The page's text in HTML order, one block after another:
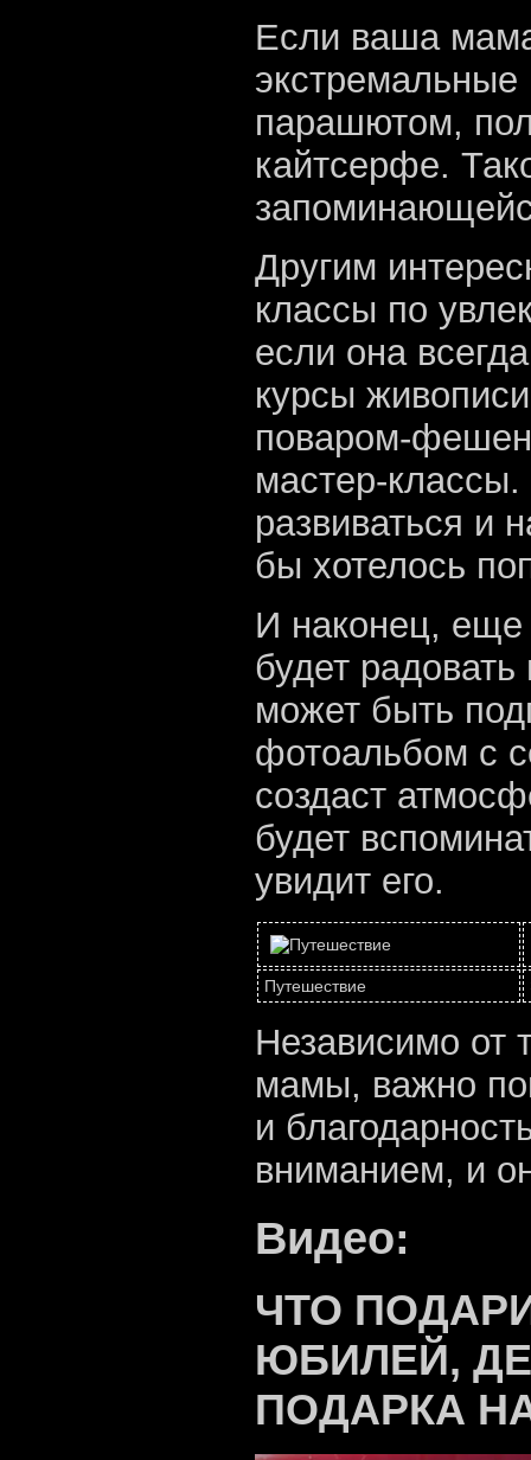
Если ваша
парашютом,
кайтсерфе.
Другим
классы по
если она
курсы
поваром-
мастер-
развиваться и
бы хотелось
И наконец, еще
будет
может быть
фотоальбом с
создаст
будет
увидит его.
Путешествие
Независимо от
мамы, важно
и
вниманием, и
Видео:
ЧТО
ЮБИЛЕЙ,
ПОДАРКА